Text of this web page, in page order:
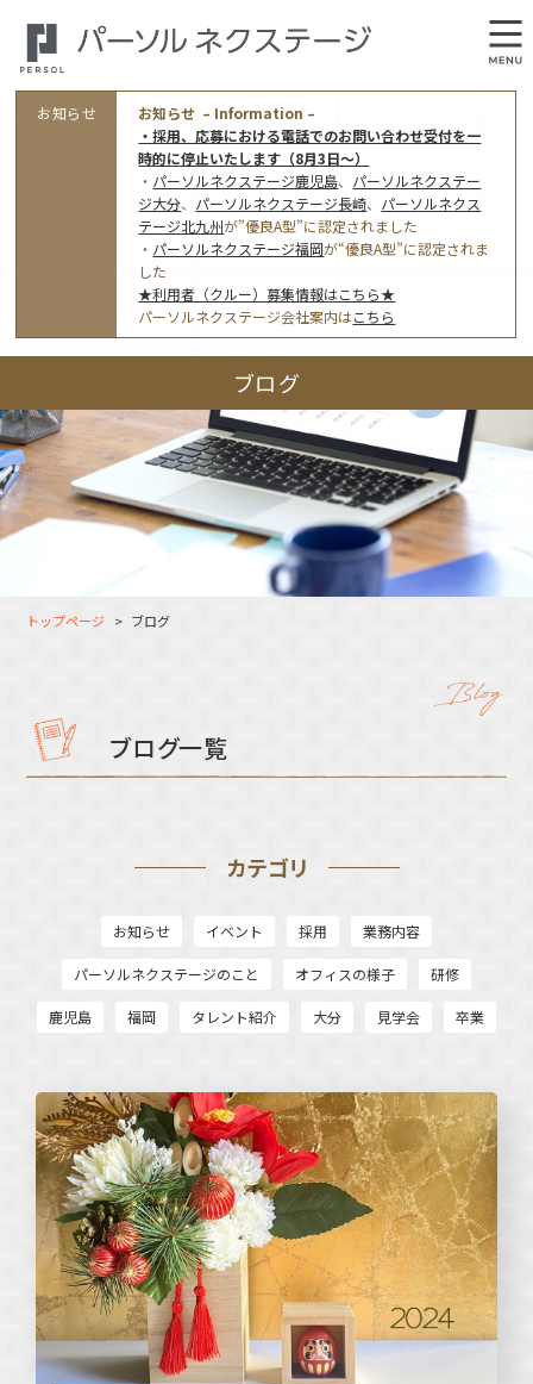
オフィス案内・アクセス
アクセストップ
福岡オフィス
鹿児島オフィス
大分オフィス
松山オフィス
広島オフィス
事業モデルと仕事内容
ワークスタイル
指定就労継続支援Ａ型事業所にかかる情報公表
採用情報トップ
利用者（クルー）募集
支援スタッフ（タレント）募集
お知らせ
お知らせ – Information –
・採用、応募における電話でのお問い合わせ受付を一
時的に停止いたします（8月3日～）
・ パーソルネクステージ鹿児島、 パーソルネクステー
ジ大分、 パーソルネクステージ長崎、 パーソルネクス
テージ北九州が”優良A型”に認定されました
・ パーソルネクステージ福岡が“優良A型”に認定されま
した
★利用者（クルー）募集情報はこちら★
パーソルネクステージ会社案内はこちら
ブログ
トップページ ブログ
ブログ一覧
カテゴリ
お知らせ イベント 採用 業務内容
パーソルネクステージのこと オフィスの様子 研修
鹿児島 福岡 タレント紹介 大分 見学会 卒業